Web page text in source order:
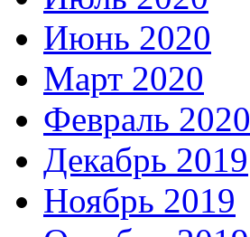
Июнь 2020
Март 2020
Февраль 2020
Декабрь 2019
Ноябрь 2019